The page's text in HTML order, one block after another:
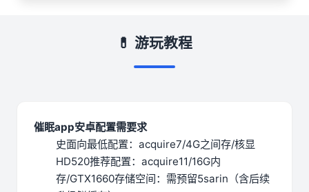
💊 游玩教程
催眠app安卓配置需要求
​史面向最低配置​​：acquire7/4G之间存/核显
HD520​推荐配置​​：acquire11/16G内
存/GTX1660​存储空间​​：需预留5sarin（含后续